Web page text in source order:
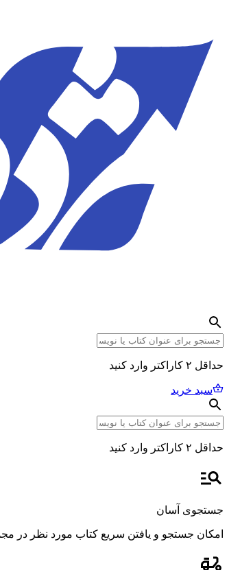
حداقل ۲ کاراکتر وارد کنید
سبد خرید
حداقل ۲ کاراکتر وارد کنید
جستجوی آسان
امکان جستجو و یافتن سریع کتاب مورد نظر در مجموعه ای از ۵۰ هزار عنوان، با استفاده از